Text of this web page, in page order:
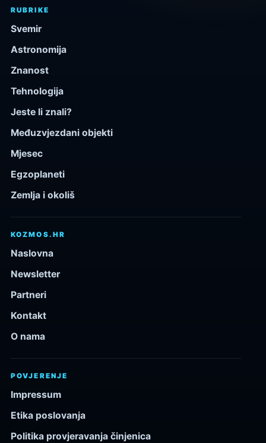
RUBRIKE
Svemir
Astronomija
Znanost
Tehnologija
Jeste li znali?
Međuzvjezdani objekti
Mjesec
Egzoplaneti
Zemlja i okoliš
KOZMOS.HR
Naslovna
Newsletter
Partneri
Kontakt
O nama
POVJERENJE
Impressum
Etika poslovanja
Politika provjeravanja činjenica